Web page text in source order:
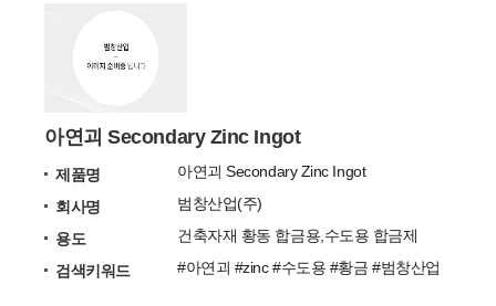
아연괴 Secondary Zinc Ingot
제품명
아연괴 Secondary Zinc Ingot
회사명
범창산업(주)
용도
건축자재 황동 합금용,수도용 합금제
검색키워드
#아연괴 #zinc #수도용 #황금 #범창산업